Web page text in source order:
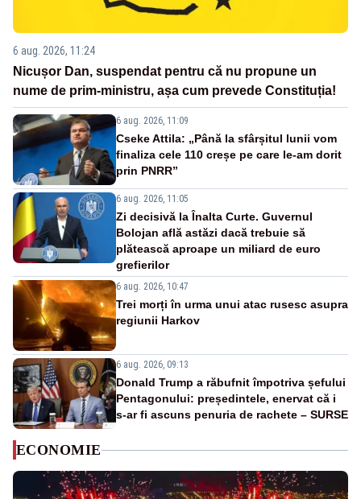
6 aug. 2026, 11:24
Nicușor Dan, suspendat pentru că nu propune un
nume de prim-ministru, așa cum prevede Constituția!
6 aug. 2026, 11:09
Cseke Attila: „Până la sfârșitul lunii vom
finaliza cele 110 creșe pe care le-am dorit
prin PNRR”
6 aug. 2026, 11:05
Zi decisivă la Înalta Curte. Guvernul
Bolojan află astăzi dacă trebuie să
plătească aproape un miliard de euro
grefierilor
6 aug. 2026, 10:47
Trei morți în urma unui atac rusesc asupra
regiunii Harkov
6 aug. 2026, 09:13
Donald Trump a răbufnit împotriva șefului
Pentagonului: președintele, enervat că i
s-ar fi ascuns penuria de rachete – SURSE
ECONOMIE